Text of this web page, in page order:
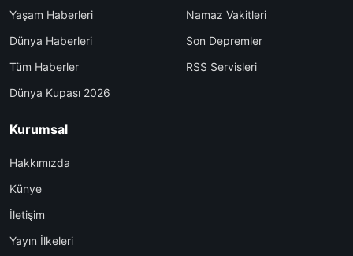
Yaşam Haberleri
Dünya Haberleri
Tüm Haberler
Dünya Kupası 2026
Namaz Vakitleri
Son Depremler
RSS Servisleri
Kurumsal
Hakkımızda
Künye
İletişim
Yayın İlkeleri